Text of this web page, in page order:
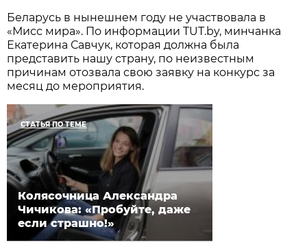
Беларусь в нынешнем году не участвовала в
«Мисс мира». По информации TUT.by, минчанка
Екатерина Савчук, которая должна была
представить нашу страну, по неизвестным
причинам отозвала свою заявку на конкурс за
месяц до мероприятия.
СТАТЬЯ ПО ТЕМЕ
Колясочница Александра
Чичикова: «Пробуйте, даже
если страшно!»